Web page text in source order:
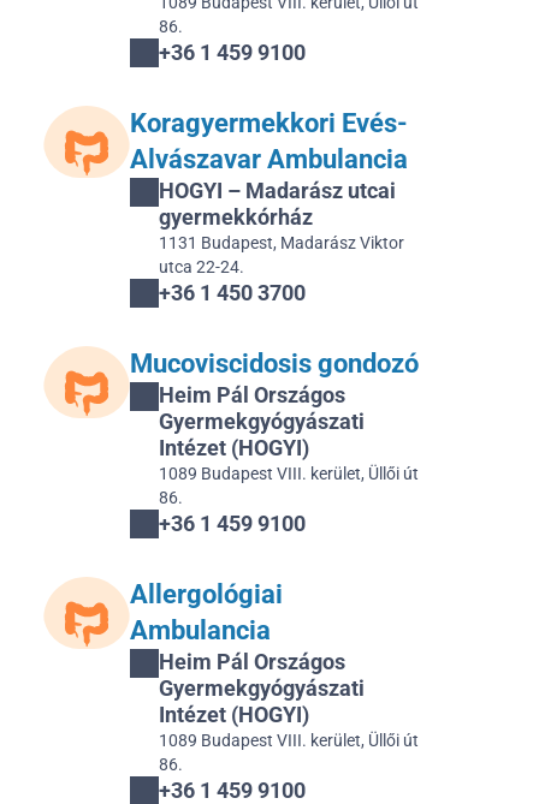
86.
+36 1 459 9100
Koragyermekkori Evés-
Alvászavar Ambulancia
HOGYI – Madarász utcai
gyermekkórház
1131 Budapest, Madarász Viktor
utca 22-24.
+36 1 450 3700
Mucoviscidosis gondozó
Heim Pál Országos
Gyermekgyógyászati
Intézet (HOGYI)
1089 Budapest VIII. kerület, Üllői út
86.
+36 1 459 9100
Allergológiai
Ambulancia
Heim Pál Országos
Gyermekgyógyászati
Intézet (HOGYI)
1089 Budapest VIII. kerület, Üllői út
86.
+36 1 459 9100